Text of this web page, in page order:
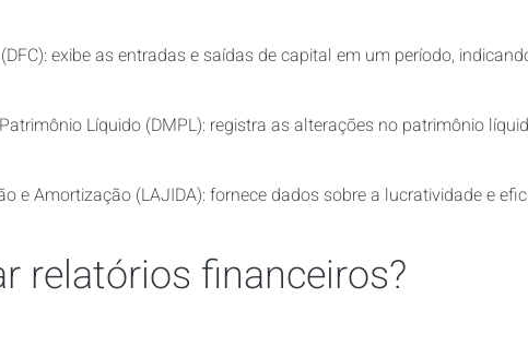
exibe as entradas e saídas de capital em um período,
Líquido (DMPL): registra as alterações no patrimônio
e Amortização (LAJIDA): fornece dados sobre a lucratividade e
relatórios financeiros?